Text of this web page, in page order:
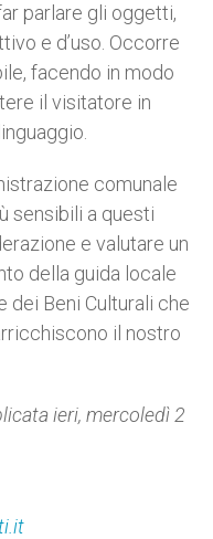
parlare gli oggetti,
e d’uso. Occorre
facendo in modo
il visitatore in
comunale
sensibili a questi
e valutare un
della guida locale
dei Beni Culturali che
il nostro
ieri, mercoledì 2